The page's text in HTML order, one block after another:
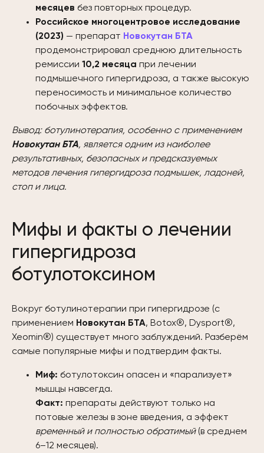
месяцев без повторных процедур.
Российское многоцентровое исследование
(2023) — препарат Новокутан БТА
продемонстрировал среднюю длительность
ремиссии 10,2 месяца при лечении
подмышечного гипергидроза, а также высокую
переносимость и минимальное количество
побочных эффектов.
Вывод: ботулинотерапия, особенно с применением
Новокутан БТА, является одним из наиболее
результативных, безопасных и предсказуемых
методов лечения гипергидроза подмышек, ладоней,
стоп и лица.
Мифы и факты о лечении
гипергидроза
ботулотоксином
Вокруг ботулинотерапии при гипергидрозе (с
применением Новокутан БТА, Botox®, Dysport®,
Xeomin®) существует много заблуждений. Разберём
самые популярные мифы и подтвердим факты.
Миф: ботулотоксин опасен и «парализует»
мышцы навсегда.
Факт: препараты действуют только на
потовые железы в зоне введения, а эффект
временный и полностью обратимый(в среднем
6–12 месяцев).